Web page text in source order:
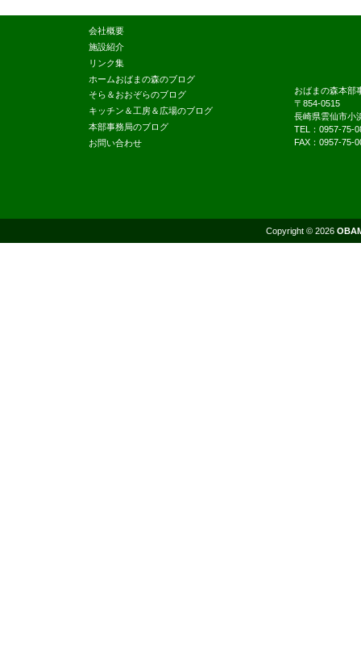
会社概要
施設紹介
リンク集
ホームおばまの森のブログ
そら＆おおぞらのブログ
キッチン＆工房＆広場のブログ
本部事務局のブログ
お問い合わせ
おばまの森本部
〒854-0515
長崎県雲仙市小
TEL：0957-75-
FAX：0957-75-
Copyright © 2026